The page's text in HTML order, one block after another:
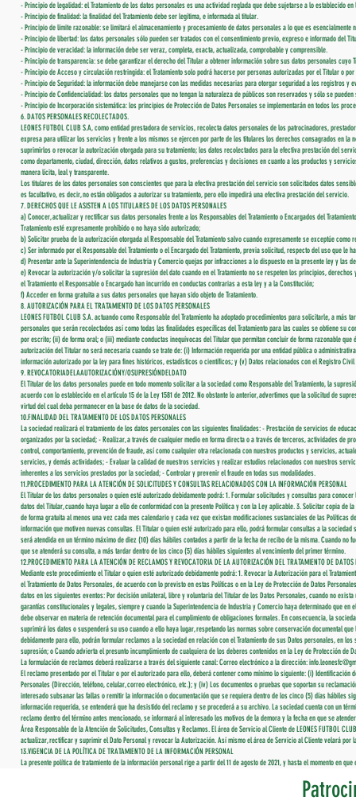
- Principio de legalidad: el Tratamiento de los datos personales es una actividad reglada que debe sujetarse a lo establecido
- Principio de finalidad: la finalidad del Tratamiento debe ser legítima, e informada al titular.
- Principio de límite razonable: se limitará el almacenamiento y procesamiento de datos personales a lo que es
- Principio de libertad: los datos personales sólo pueden ser tratados con el consentimiento previo, expreso e informado del
- Principio de veracidad: la información debe ser veraz, completa, exacta, actualizada, comprobable y comprensible.
- Principio de transparencia: se debe garantizar el derecho del Titular a obtener información sobre sus datos personales cuyo
- Principio de Acceso y circulación restringida: el Tratamiento solo podrá hacerse por personas autorizadas por el Titular o
- Principio de Seguridad: la información debe manejarse con las medidas necesarias para otorgar seguridad a los registros y
- Principio de Confidencialidad: los datos personales que no tengan la naturaleza de públicos son reservados y sólo se
- Principio de Incorporación sistemática: los principios de Protección de Datos Personales se implementarán en todos los
6. DATOS PERSONALES RECOLECTADOS.
LEONES FUTBOL CLUB S.A, como entidad prestadora de servicios, recolecta datos personales de los patrocinadores,
expresa para utilizar los servicios y frente a los mismos se ejercen por parte de los titulares los derechos consagrados en
suprimirlos o revocar la autorización otorgada para su tratamiento; los datos recolectados para la efectiva prestación del
como departamento, ciudad, dirección, datos relativos a gustos, preferencias y decisiones en cuanto a los productos y
manera lícita, leal y transparente.
Los titulares de los datos personales son conscientes que para la efectiva prestación del servicio son solicitados datos
es facultativo, es decir, no están obligados a autorizar su tratamiento, pero ello impedirá una efectiva prestación del servicio.
7. DERECHOS QUE LE ASISTEN A LOS TITULARES DE LOS DATOS PERSONALES
a) Conocer, actualizar y rectificar sus datos personales frente a los Responsables del Tratamiento o Encargados del
Tratamiento esté expresamente prohibido o no haya sido autorizado;
b) Solicitar prueba de la autorización otorgada al Responsable del Tratamiento salvo cuando expresamente se exceptúe
c) Ser informado por el Responsable del Tratamiento o el Encargado del Tratamiento, previa solicitud, respecto del uso que le
d) Presentar ante la Superintendencia de Industria y Comercio quejas por infracciones a lo dispuesto en la presente ley y las
e) Revocar la autorización y/o solicitar la supresión del dato cuando en el Tratamiento no se respeten los principios,
el Tratamiento el Responsable o Encargado han incurrido en conductas contrarias a esta ley y a la Constitución;
f) Acceder en forma gratuita a sus datos personales que hayan sido objeto de Tratamiento.
8. AUTORIZACIÓN PARA EL TRATAMIENTO DE LOS DATOS PERSONALES
LEONES FUTBOL CLUB S.A. actuando como Responsable del Tratamiento ha adoptado procedimientos para solicitarle, a
personales que serán recolectados así como todas las finalidades específicas del Tratamiento para las cuales se obtiene su
por escrito; (ii) de forma oral; o (iii) mediante conductas inequívocas del Titular que permitan concluir de forma razonable
autorización del Titular no será necesaria cuando se trate de: (i) Información requerida por una entidad pública o
información autorizado por la ley para fines históricos, estadísticos o científicos; y (v) Datos relacionados con el Registro Civil
9. REVOCATORIADELAAUTORIZACIÓNY/OSUPRESIÓNDELDATO
El Titular de los datos personales puede en todo momento solicitar a la sociedad como Responsable del Tratamiento, la
acuerdo con lo establecido en el artículo 15 de la Ley 1581 de 2012. No obstante lo anterior, advertimos que la solicitud de
virtud del cual deba permanecer en la base de datos de la sociedad.
10.FINALIDAD DEL TRATAMIENTO DE LOS DATOS PERSONALES
La sociedad realizará el tratamiento de los datos personales con las siguientes finalidades: - Prestación de servicios de
organizados por la sociedad; - Realizar, a través de cualquier medio en forma directa o a través de terceros, actividades
control, comportamiento, prevención de fraude, así como cualquier otra relacionada con nuestros productos y servicios,
servicios, y demás actividades; - Evaluar la calidad de nuestros servicios y realizar estudios relacionados con nuestros
inherentes a los servicios prestados por la sociedad; - Controlar y prevenir el fraude en todas sus modalidades.
11.PROCEDIMIENTO PARA LA ATENCIÓN DE SOLICITUDES Y CONSULTAS RELACIONADOS CON LA INFORMACIÓN PERSONAL
El Titular de los datos personales o quien esté autorizado debidamente podrá: 1. Formular solicitudes y consultas para
datos del Titular, cuando haya lugar a ello de conformidad con la presente Política y con la Ley aplicable. 3. Solicitar copia de
de forma gratuita al menos una vez cada mes calendario y cada vez que existan modificaciones sustanciales de las Políticas
información que motiven nuevas consultas. El Titular o quien esté autorizado para ello, podrá formular consultas a la
será atendida en un término máximo de diez (10) días hábiles contados a partir de la fecha de recibo de la misma. Cuando
que se atenderá su consulta, a más tardar dentro de los cinco (5) días hábiles siguientes al vencimiento del primer término.
12.PROCEDIMIENTO PARA LA ATENCIÓN DE RECLAMOS Y REVOCATORIA DE LA AUTORIZACIÓN DEL TRATAMIENTO DE DATOS
Mediante este procedimiento el Titular o quien esté autorizado debidamente podrá: 1. Revocar la Autorización para el
el Tratamiento de Datos Personales, de acuerdo con lo previsto en estas Políticas o en la Ley de Protección de Datos
datos en los siguientes eventos: Por decisión unilateral, libre y voluntaria del Titular de los Datos Personales, cuando no
garantías constitucionales y legales, siempre y cuando la Superintendencia de Industria y Comercio haya determinado que
debe observar en materia de retención documental para el cumplimiento de obligaciones formales. En consecuencia, la
suprimirá los datos o suspenderá su uso cuando a ello haya lugar, respetando las normas sobre conservación documental
debidamente para ello, podrán formular reclamos a la sociedad en relación con el Tratamiento de sus Datos personales, en
supresión; o Cuando advierta el presunto incumplimiento de cualquiera de los deberes contenidos en la Ley de Protección de
La formulación de reclamos deberá realizarse a través del siguiente canal: Correo electrónico a la dirección:
El reclamo presentado por el Titular o por el autorizado para ello, deberá contener como mínimo lo siguiente: (i)
Personales (Dirección, teléfono, celular, correo electrónico, etc.); y (iv) Los documentos o pruebas que soportan su
interesado subsanar las fallas o remitir la información o documentación que se requiera dentro de los cinco (5) días hábiles
información requerida, se entenderá que ha desistido del reclamo y se procederá a su archivo. La sociedad cuenta con un
reclamo dentro del término antes mencionado, se informará al interesado los motivos de la demora y la fecha en que se
Área Responsable de la Atención de Solicitudes, Consultas y Reclamos. El área de Servicio al Cliente de LEONES FUTBOL
actualizar, rectificar y suprimir el Dato Personal y revocar la Autorización. Así mismo el área de Servicio al Cliente velará
13.VIGENCIA DE LA POLÍTICA DE TRATAMIENTO DE LA INFORMACIÓN PERSONAL
La presente política de tratamiento de la información personal rige a partir del 11 de agosto de 2021, y hasta el momento en